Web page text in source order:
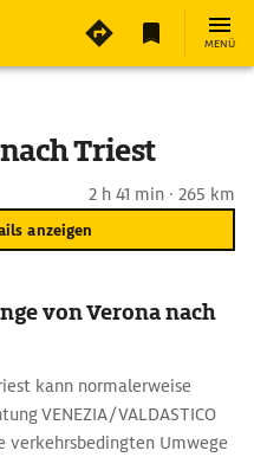
MENÜ
Triest
2 h 41 min · 265 km
anzeigen
von Verona nach
kann normalerweise
VENEZIA/VALDASTICO
verkehrsbedingten Umwege